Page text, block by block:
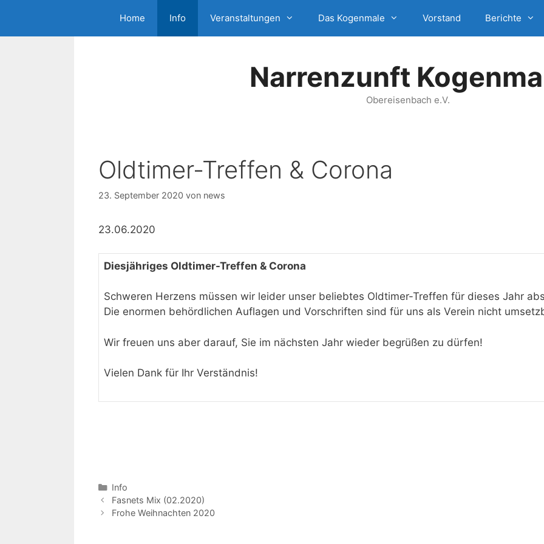
springen
Home Info Veranstaltungen Das Kogenmale Vorstand Berichte
Narrenzunft
Obereisenbach e.V.
Oldtimer-Treffen & Corona
23. September 2020 von news
23.06.2020
Diesjähriges Oldtimer-Treffen & Corona
Schweren Herzens müssen wir leider unser beliebtes Oldtimer-Treffen für dieses Jahr
Die enormen behördlichen Auflagen und Vorschriften sind für uns als Verein nicht
Wir freuen uns aber darauf, Sie im nächsten Jahr wieder begrüßen zu dürfen!
Vielen Dank für Ihr Verständnis!
Kategorien
Info
Fasnets Mix (02.2020)
Frohe Weihnachten 2020